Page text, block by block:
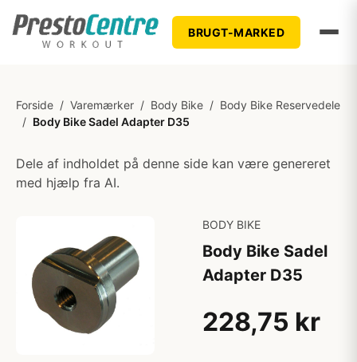
BRUGT-MARKED
Forside / Varemærker / Body Bike / Body Bike Reservedele
/ Body Bike Sadel Adapter D35
Dele af indholdet på denne side kan være genereret
med hjælp fra AI.
BODY BIKE
Body Bike Sadel
Adapter D35
228,75 kr